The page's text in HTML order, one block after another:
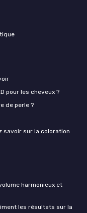
pour les cheveux ?
de perle ?
savoir sur la coloration
harmonieux et
les résultats sur la